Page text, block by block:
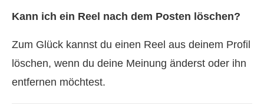
Kann ich ein Reel nach dem Posten löschen?
Zum Glück kannst du einen Reel aus deinem Profil
löschen, wenn du deine Meinung änderst oder ihn
entfernen möchtest.